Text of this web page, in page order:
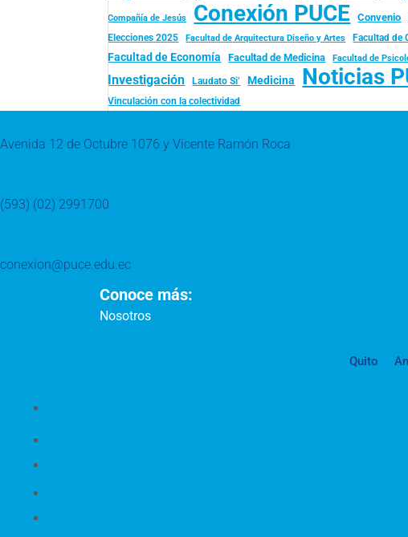
Compañía de Jesús Conexión PUCE Convenio
Elecciones 2025
Facultad de Arquitectura Diseño y Artes Facultad de
Facultad de Economía Facultad de Medicina Facultad de
Investigación Laudato Si’ Medicina Noticias
Vinculación con la colectividad
Avenida 12 de Octubre 1076 y Vicente Ramón Roca
(593) (02) 2991700
conexion@puce.edu.ec
Conoce más:
Nosotros
Quito